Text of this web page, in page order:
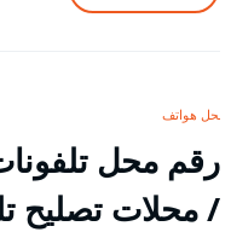
محل هواتف
/ محلات تصليح